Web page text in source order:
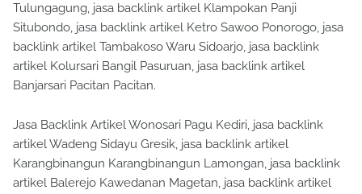
Tulungagung, jasa backlink artikel Klampokan Panji
Situbondo, jasa backlink artikel Ketro Sawoo Ponorogo, jasa
backlink artikel Tambakoso Waru Sidoarjo, jasa backlink
artikel Kolursari Bangil Pasuruan, jasa backlink artikel
Banjarsari Pacitan Pacitan.
Jasa Backlink Artikel Wonosari Pagu Kediri, jasa backlink
artikel Wadeng Sidayu Gresik, jasa backlink artikel
Karangbinangun Karangbinangun Lamongan, jasa backlink
artikel Balerejo Kawedanan Magetan, jasa backlink artikel